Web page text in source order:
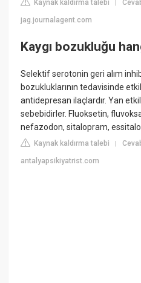
Kaynak kaldırma talebi |
jag.journalagent.com
Kaygı bozukluğu
Selektif serotonin geri alım
bozukluklarının tedavisinde
antidepresan ilaçlardır. Yan
sebebidirler. Fluoksetin,
nefazodon, sitalopram,
Kaynak kaldırma talebi |
antalyapsikiyatrist.com